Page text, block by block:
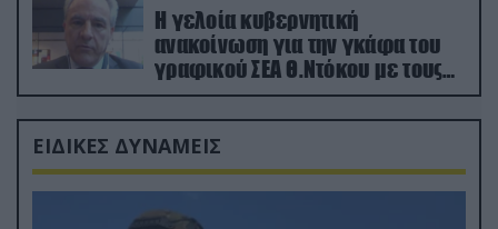
Η γελοία κυβερνητική
ανακοίνωση για την γκάφα του
γραφικού ΣΕΑ Θ.Ντόκου με τους
Ρώσους φαρσέρ
ΕΙΔΙΚΕΣ ΔΥΝΑΜΕΙΣ